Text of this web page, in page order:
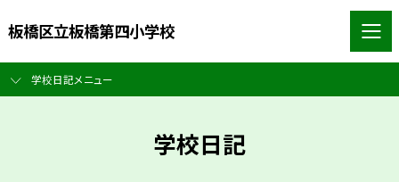
板橋区立板橋第四小学校
学校日記メニュー
学校日記